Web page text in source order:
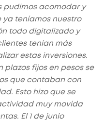
pudimos acomodar y
teníamos nuestro
todo digitalizado y
tenían más
estas inversiones.
plazos fijos en pesos se
que contaban con
Esto hizo que se
muy movida
El 1 de junio